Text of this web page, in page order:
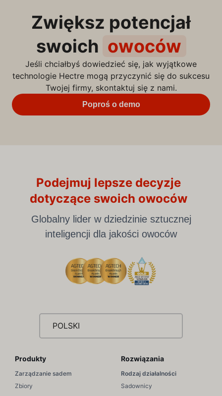
Zwiększ potencjał
swoich owoców
Jeśli chciałbyś dowiedzieć się, jak wyjątkowe
technologie Hectre mogą przyczynić się do sukcesu
Twojej firmy, skontaktuj się z nami.
Poproś o demo
Podejmuj lepsze decyzje
dotyczące swoich owoców
Globalny lider w dziedzinie sztucznej
inteligencji dla jakości owoców
POLSKI
Produkty
Zarządzanie sadem
Zbiory
Rozwiązania
Rodzaj działalności
Sadownicy